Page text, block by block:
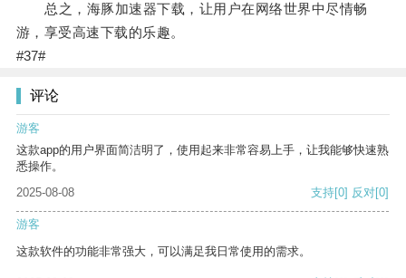
总之，海豚加速器下载，让用户在网络世界中尽情畅
游，享受高速下载的乐趣。
#37#
评论
游客
这款app的用户界面简洁明了，使用起来非常容易上手，让我能够快速熟
悉操作。
2025-08-08
支持[0] 反对[0]
游客
这款软件的功能非常强大，可以满足我日常使用的需求。